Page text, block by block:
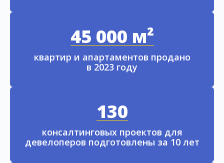
45 000 м²
квартир и апартаментов продано
в 2023 году
130
консалтинговых проектов для
девелоперов подготовлены за 10 лет